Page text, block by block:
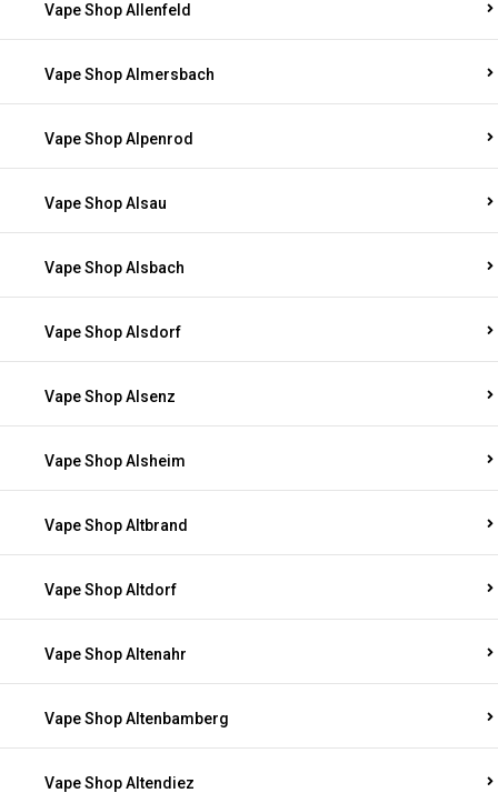
Vape Shop Allenfeld
Vape Shop Almersbach
Vape Shop Alpenrod
Vape Shop Alsau
Vape Shop Alsbach
Vape Shop Alsdorf
Vape Shop Alsenz
Vape Shop Alsheim
Vape Shop Altbrand
Vape Shop Altdorf
Vape Shop Altenahr
Vape Shop Altenbamberg
Vape Shop Altendiez